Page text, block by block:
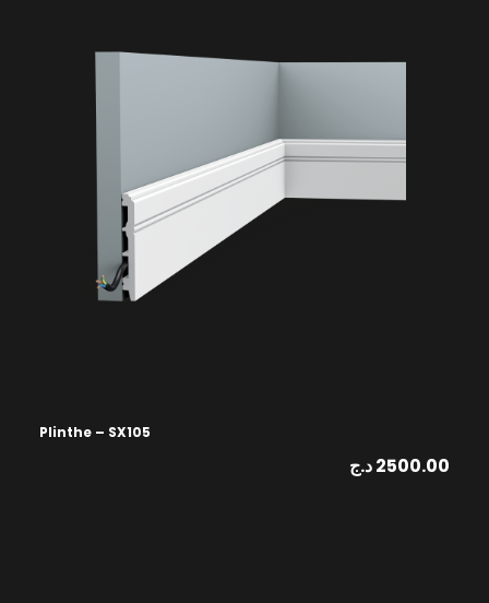
Plinthe – SX105
2500.00د.ج